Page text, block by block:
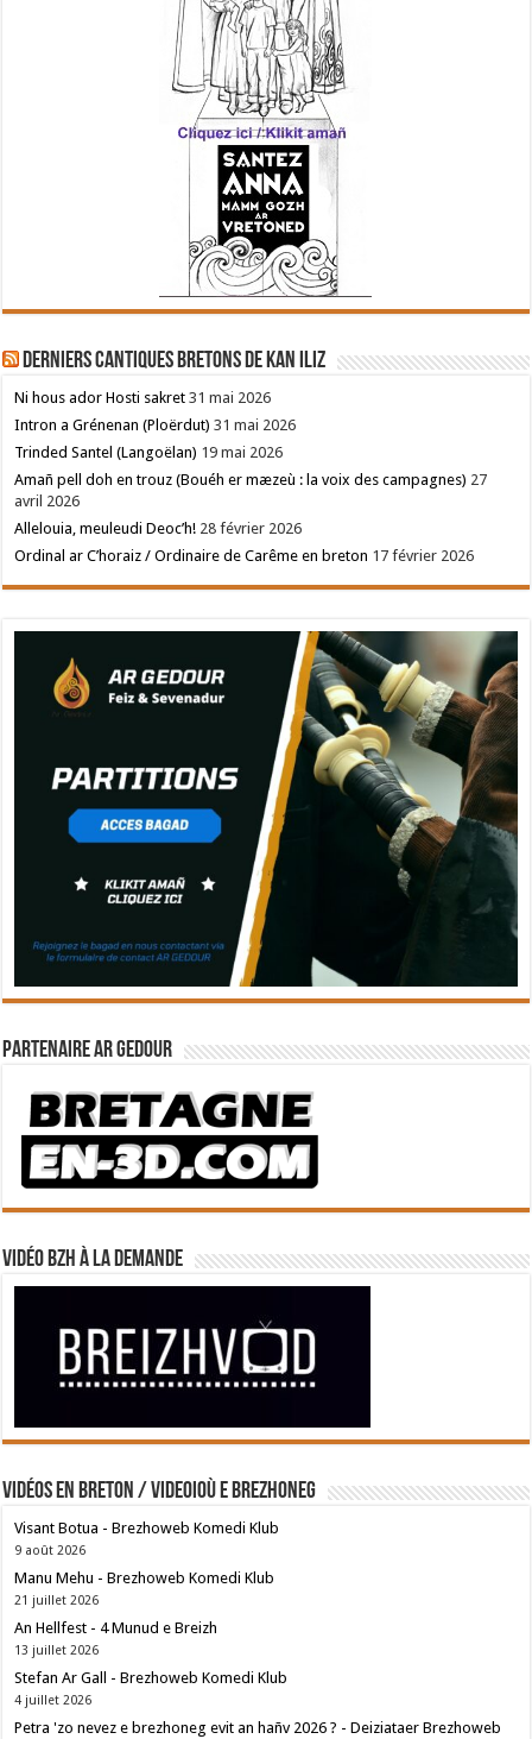
Derniers cantiques bretons de Kan Iliz
Ni hous ador Hosti sakret 31 mai 2026
Intron a Grénenan (Ploërdut) 31 mai 2026
Trinded Santel (Langoëlan) 19 mai 2026
Amañ pell doh en trouz (Bouéh er mæzeù : la voix des campagnes) 27
avril 2026
Allelouia, meuleudi Deoc’h! 28 février 2026
Ordinal ar C’horaiz / Ordinaire de Carême en breton 17 février 2026
Partenaire Ar Gedour
Vidéo BZH à la demande
Vidéos en breton / Videoioù e brezhoneg
Visant Botua - Brezhoweb Komedi Klub
9 août 2026
Manu Mehu - Brezhoweb Komedi Klub
21 juillet 2026
An Hellfest - 4 Munud e Breizh
13 juillet 2026
Stefan Ar Gall - Brezhoweb Komedi Klub
4 juillet 2026
Petra 'zo nevez e brezhoneg evit an hañv 2026 ? - Deiziataer Brezhoweb